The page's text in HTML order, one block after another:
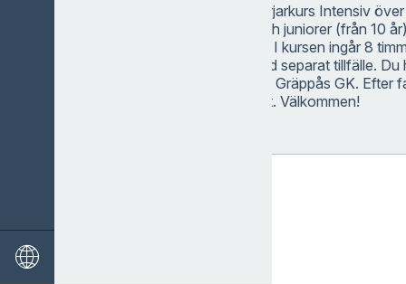
Vår populära Nybörjarkurs Intensiv
är för alla vuxna och juniorer (från 10
att börja spela golf! I kursen ingår 8
timmas regelkurs vid separat tillfälle.
utbildningsmedlem i Gräppås GK. Efter
kursen till grönt kort. Välkommen!